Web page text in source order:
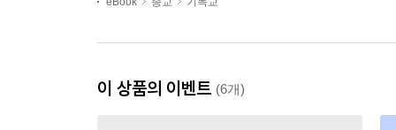
이 상품의 이벤트 (6개)